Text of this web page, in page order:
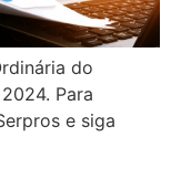
do
Para
e siga